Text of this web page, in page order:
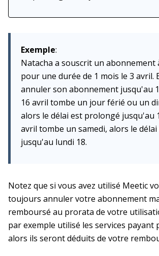
Exemple:
Natacha a souscrit un abonnement
pour une durée de 1 mois le 3 avril.
annuler son abonnement jusqu'au
16 avril tombe un jour férié ou un
alors le délai est prolongé jusqu'au
avril tombe un samedi, alors le
jusqu'au lundi 18.
Notez que si vous avez utilisé Meetic
toujours annuler votre abonnement
remboursé au prorata de votre
par exemple utilisé les services payant
alors ils seront déduits de votre